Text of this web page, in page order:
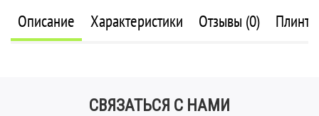
Описание Характеристики Отзывы (0)
СВЯЗАТЬСЯ С НАМИ